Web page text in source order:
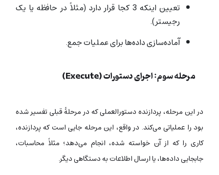
تعیین اینکه 3 کجا قرار دارد (مثلاً در حافظه یا یک
رجیستر).
آماده‌سازی داده‌ها برای عملیات جمع.
مرحله سوم: اجرای دستورات (Execute)
در این مرحله، پردازنده دستورالعملی که در مرحلۀ قبلی تفسیر شده
بود را عملیاتی می‌کند. در واقع، این مرحله جایی است که پردازنده،
کاری را که از آن خواسته شده، انجام می‌دهد؛ مثلاً محاسبات،
جابجایی داده‌ها، یا ارسال اطلاعات به دستگاهی دیگر.